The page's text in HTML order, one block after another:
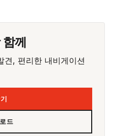
께
견, 편리한 내비게이션
드